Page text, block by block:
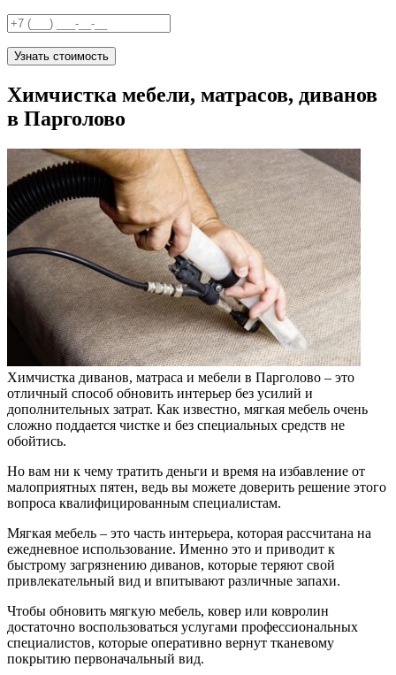
Узнать стоимость
Химчистка мебели, матрасов, диванов
в Парголово
Химчистка диванов, матраса и мебели в Парголово – это
отличный способ обновить интерьер без усилий и
дополнительных затрат. Как известно, мягкая мебель очень
сложно поддается чистке и без специальных средств не
обойтись.
Но вам ни к чему тратить деньги и время на избавление от
малоприятных пятен, ведь вы можете доверить решение этого
вопроса квалифицированным специалистам.
Мягкая мебель – это часть интерьера, которая рассчитана на
ежедневное использование. Именно это и приводит к
быстрому загрязнению диванов, которые теряют свой
привлекательный вид и впитывают различные запахи.
Чтобы обновить мягкую мебель, ковер или ковролин
достаточно воспользоваться услугами профессиональных
специалистов, которые оперативно вернут тканевому
покрытию первоначальный вид.